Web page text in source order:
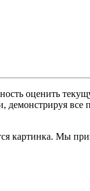
оценить
картинка. Мы